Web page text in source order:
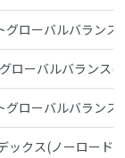
グローバルバランス
ローバルバランス(
グローバルバランス
ックス(ノーロード)